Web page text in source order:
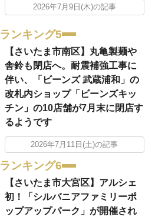
2026年7月9日(木)の記事
ランキング5
【さいたま市南区】丸亀製麺や
舎鈴も閉店へ。耐震補強工事に
伴い、「ビーンズ 武蔵浦和」の
改札内ショップ「ビーンズキッ
チン」の10店舗が7月末に閉店す
るようです
2026年7月11日(土)の記事
ランキング6
【さいたま市大宮区】アルシェ
初！「シルバニアファミリーポ
ップアップパーク」が開催され